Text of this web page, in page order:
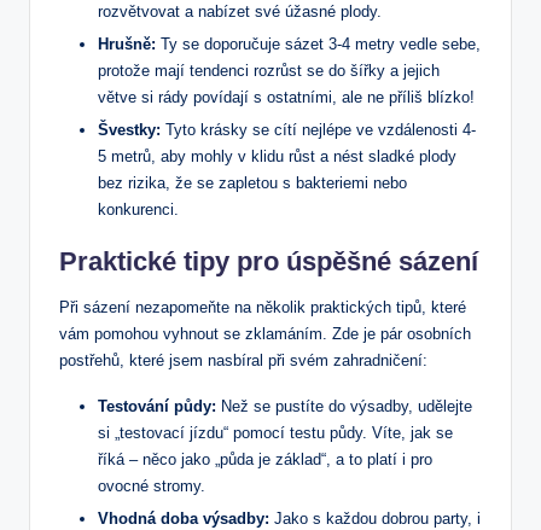
rozvětvovat a nabízet své úžasné plody.
Hrušně: Ty se doporučuje sázet 3-4 metry vedle sebe,
protože mají tendenci rozrůst se do šířky a jejich
větve si rády povídají s ostatními, ale ne příliš blízko!
Švestky: Tyto krásky se cítí nejlépe ve vzdálenosti 4-
5 metrů, aby mohly v klidu růst a nést sladké plody
bez rizika, že se zapletou s bakteriemi nebo
konkurenci.
Praktické tipy pro úspěšné sázení
Při sázení nezapomeňte na několik praktických tipů, které
vám pomohou vyhnout se zklamáním. Zde je pár osobních
postřehů, které jsem nasbíral při svém zahradničení:
Testování půdy: Než se pustíte do výsadby, udělejte
si „testovací jízdu“ pomocí testu půdy. Víte, jak se
říká – něco jako „půda je základ“, a to platí i pro
ovocné stromy.
Vhodná doba výsadby: Jako s každou dobrou party, i